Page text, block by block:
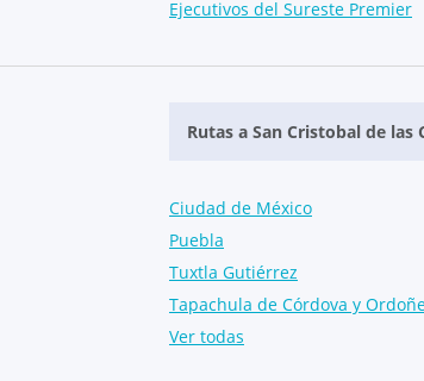
Ejecutivos del Sureste Premier
Rutas a San Cristobal de las
Ciudad de México
Puebla
Tuxtla Gutiérrez
Tapachula de Córdova y
Ver todas